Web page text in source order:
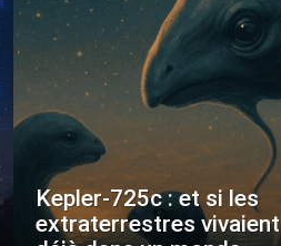
Kepler-725c : et si les
extraterrestres vivaient